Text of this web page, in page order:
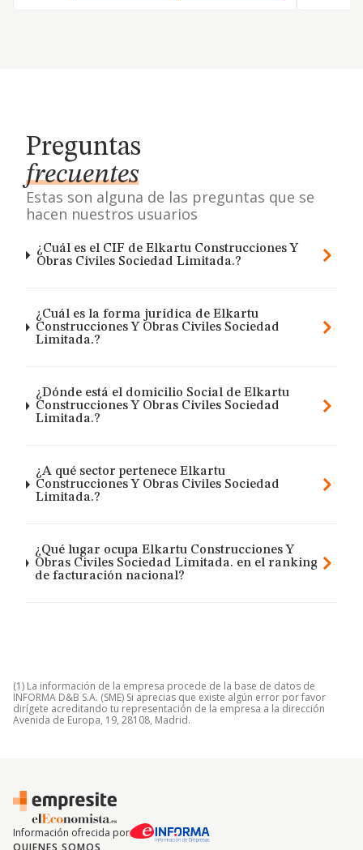
Preguntas
frecuentes
Estas son alguna de las preguntas que se
hacen nuestros usuarios
¿Cuál es el CIF de Elkartu Construcciones Y
Obras Civiles Sociedad Limitada.?
¿Cuál es la forma jurídica de Elkartu
Construcciones Y Obras Civiles Sociedad
Limitada.?
¿Dónde está el domicilio Social de Elkartu
Construcciones Y Obras Civiles Sociedad
Limitada.?
¿A qué sector pertenece Elkartu
Construcciones Y Obras Civiles Sociedad
Limitada.?
¿Qué lugar ocupa Elkartu Construcciones Y
Obras Civiles Sociedad Limitada. en el ranking
de facturación nacional?
(1) La información de la empresa procede de la base de datos de
INFORMA D&B S.A. (SME) Si aprecias que existe algún error por favor
dirígete acreditando tu representación de la empresa a la dirección
Avenida de Europa, 19, 28108, Madrid.
Información ofrecida por
QUIENES SOMOS